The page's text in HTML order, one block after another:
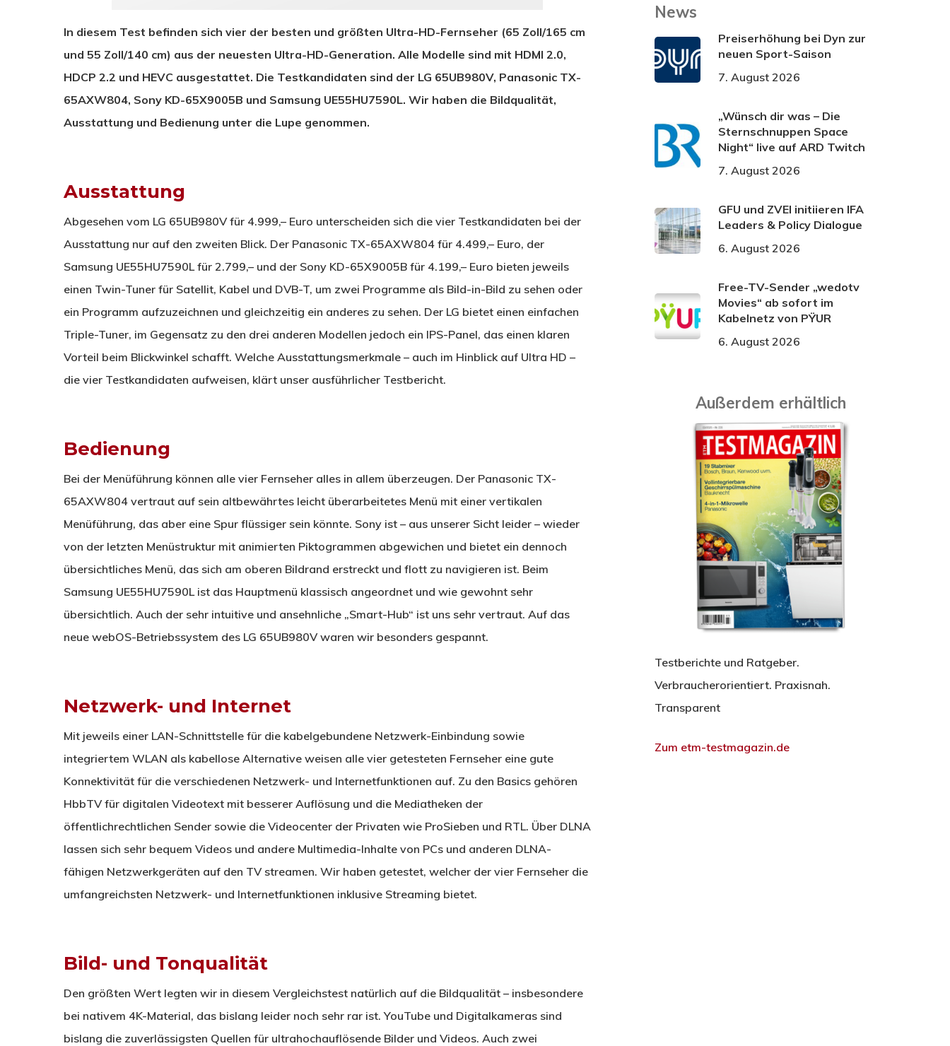
In diesem Test befinden sich vier der besten und größten Ultra-HD-Fernseher (65 Zoll/165 cm
und 55 Zoll/140 cm) aus der neuesten Ultra-HD-Generation. Alle Modelle sind mit HDMI 2.0,
HDCP 2.2 und HEVC ausgestattet. Die Testkandidaten sind der LG 65UB980V, Panasonic TX-
65AXW804, Sony KD-65X9005B und Samsung UE55HU7590L. Wir haben die Bildqualität,
Ausstattung und Bedienung unter die Lupe genommen.
Ausstattung
Abgesehen vom LG 65UB980V für 4.999,– Euro unterscheiden sich die vier Testkandidaten bei der
Ausstattung nur auf den zweiten Blick. Der Panasonic TX-65AXW804 für 4.499,– Euro, der
Samsung UE55HU7590L für 2.799,– und der Sony KD-65X9005B für 4.199,– Euro bieten jeweils
einen Twin-Tuner für Satellit, Kabel und DVB-T, um zwei Programme als Bild-in-Bild zu sehen oder
ein Programm aufzuzeichnen und gleichzeitig ein anderes zu sehen. Der LG bietet einen einfachen
Triple-Tuner, im Gegensatz zu den drei anderen Modellen jedoch ein IPS-Panel, das einen klaren
Vorteil beim Blickwinkel schafft. Welche Ausstattungsmerkmale – auch im Hinblick auf Ultra HD –
die vier Testkandidaten aufweisen, klärt unser ausführlicher Testbericht.
Bedienung
Bei der Menüführung können alle vier Fernseher alles in allem überzeugen. Der Panasonic TX-
65AXW804 vertraut auf sein altbewährtes leicht überarbeitetes Menü mit einer vertikalen
Menüführung, das aber eine Spur flüssiger sein könnte. Sony ist – aus unserer Sicht leider – wieder
von der letzten Menüstruktur mit animierten Piktogrammen abgewichen und bietet ein dennoch
übersichtliches Menü, das sich am oberen Bildrand erstreckt und flott zu navigieren ist. Beim
Samsung UE55HU7590L ist das Hauptmenü klassisch angeordnet und wie gewohnt sehr
übersichtlich. Auch der sehr intuitive und ansehnliche „Smart-Hub“ ist uns sehr vertraut. Auf das
neue webOS-Betriebssystem des LG 65UB980V waren wir besonders gespannt.
Netzwerk- und Internet
Mit jeweils einer LAN-Schnittstelle für die kabelgebundene Netzwerk-Einbindung sowie
integriertem WLAN als kabellose Alternative weisen alle vier getesteten Fernseher eine gute
Konnektivität für die verschiedenen Netzwerk- und Internetfunktionen auf. Zu den Basics gehören
HbbTV für digitalen Videotext mit besserer Auflösung und die Mediatheken der
öffentlichrechtlichen Sender sowie die Videocenter der Privaten wie ProSieben und RTL. Über DLNA
lassen sich sehr bequem Videos und andere Multimedia-Inhalte von PCs und anderen DLNA-
fähigen Netzwerkgeräten auf den TV streamen. Wir haben getestet, welcher der vier Fernseher die
umfangreichsten Netzwerk- und Internetfunktionen inklusive Streaming bietet.
Bild- und Tonqualität
Den größten Wert legten wir in diesem Vergleichstest natürlich auf die Bildqualität – insbesondere
bei nativem 4K-Material, das bislang leider noch sehr rar ist. YouTube und Digitalkameras sind
bislang die zuverlässigsten Quellen für ultrahochauflösende Bilder und Videos. Auch zwei
News
Preiserhöhung bei Dyn zur
neuen Sport-Saison
7. August 2026
„Wünsch dir was – Die
Sternschnuppen Space
Night“ live auf ARD Twitch
7. August 2026
GFU und ZVEI initiieren IFA
Leaders & Policy Dialogue
6. August 2026
Free-TV-Sender „wedotv
Movies“ ab sofort im
Kabelnetz von PŸUR
6. August 2026
Außerdem erhältlich
Testberichte und Ratgeber.
Verbraucherorientiert. Praxisnah.
Transparent
Zum etm-testmagazin.de